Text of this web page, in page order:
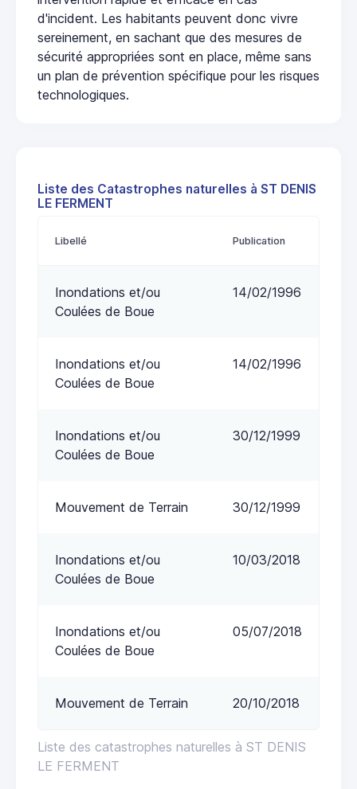
d'incident. Les habitants peuvent donc vivre
sereinement, en sachant que des mesures de
sécurité appropriées sont en place, même sans
un plan de prévention spécifique pour les risques
technologiques.
Liste des Catastrophes naturelles à ST DENIS
LE FERMENT
Liste des catastrophes naturelles à ST DENIS
LE FERMENT
Libellé Publication
Inondations et/ou
Coulées de Boue
14/02/1996
Inondations et/ou
Coulées de Boue
14/02/1996
Inondations et/ou
Coulées de Boue
30/12/1999
Mouvement de Terrain 30/12/1999
Inondations et/ou
Coulées de Boue
10/03/2018
Inondations et/ou
Coulées de Boue
05/07/2018
Mouvement de Terrain 20/10/2018